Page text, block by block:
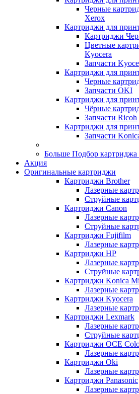
Черные
Xerox
Картриджи для
Картриджи
Цветные
Kyocera
Запчасти
Картриджи для
Черные
Запчасти OKI
Картриджи для
Чёрные
Запчасти Ricoh
Картриджи для
Запчасти
Больше Подбор
Акция
Оригинальные картриджи
Картриджи Brother
Лазерные
Струйные
Картриджи Canon
Лазерные
Струйные
Картриджи Fujifilm
Лазерные
Картриджи HP
Лазерные
Струйные
Картриджи Konica
Лазерные
Картриджи Kyocera
Лазерные
Картриджи Lexmark
Лазерные
Струйные
Картриджи OCE
Лазерные
Картриджи Oki
Лазерные
Картриджи Panasonic
Лазерные